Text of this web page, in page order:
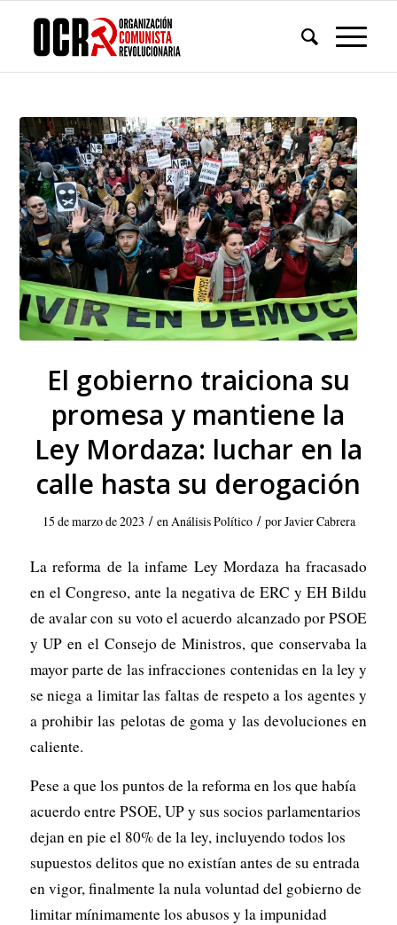
El gobierno traiciona su
promesa y mantiene la
Ley Mordaza: luchar en la
calle hasta su derogación
15 de marzo de 2023 / en Análisis Político / porJavier Cabrera
La reforma de la infame Ley Mordaza ha fracasado
en el Congreso, ante la negativa de ERC y EH Bildu
de avalar con su voto el acuerdo alcanzado por PSOE
y UP en el Consejo de Ministros, que conservaba la
mayor parte de las infracciones contenidas en la ley y
se niega a limitar las faltas de respeto a los agentes y
a prohibir las pelotas de goma y las devoluciones en
caliente.
Pese a que los puntos de la reforma en los que había
acuerdo entre PSOE, UP y sus socios parlamentarios
dejan en pie el 80% de la ley, incluyendo todos los
supuestos delitos que no existían antes de su entrada
en vigor, finalmente la nula voluntad del gobierno de
limitar mínimamente los abusos y la impunidad